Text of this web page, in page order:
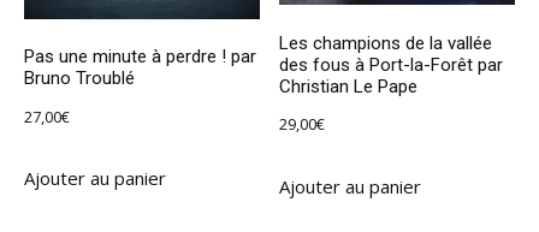
Pas une minute à perdre ! par
Bruno Troublé
27,00€
Ajouter au panier
Les champions de la vallée
des fous à Port-la-Forêt par
Christian Le Pape
29,00€
Ajouter au panier